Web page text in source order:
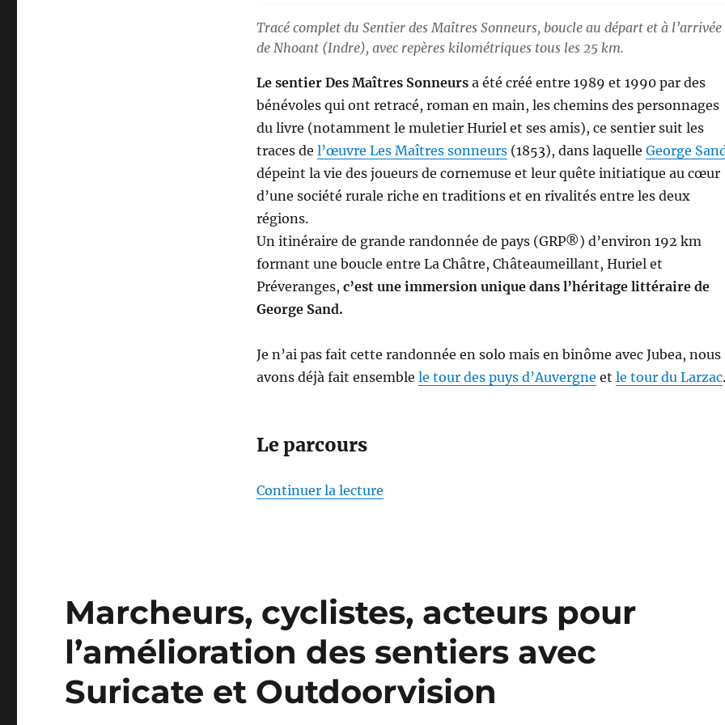
Tracé complet du Sentier des Maîtres Sonneurs, boucle au départ et à l’arrivée
de Nhoant (Indre), avec repères kilométriques tous les 25 km.
Le sentier Des Maîtres Sonneursa été créé entre 1989 et 1990 par des
bénévoles qui ont retracé, roman en main, les chemins des personnages
du livre (notamment le muletier Huriel et ses amis), ce sentier suit les
traces de l’œuvre Les Maîtres sonneurs(1853), dans laquelle George
dépeint la vie des joueurs de cornemuse et leur quête initiatique au cœur
d’une société rurale riche en traditions et en rivalités entre les deux
régions.
Un itinéraire de grande randonnée de pays (GRP®) d’environ 192 km
formant une boucle entre La Châtre, Châteaumeillant, Huriel et
Préveranges, c’est une immersion unique dans l’héritage littéraire de
George Sand.
Je n’ai pas fait cette randonnée en solo mais en binôme avec Jubea, nous
avons déjà fait ensemble le tour des puys d’Auvergne et le tour du Larzac.
Le parcours
Continuer la lecturede « S26E04 – Randonner sur les Pas des Maîtres
Marcheurs, cyclistes, acteurs pour
l’amélioration des sentiers avec
Suricate et Outdoorvision